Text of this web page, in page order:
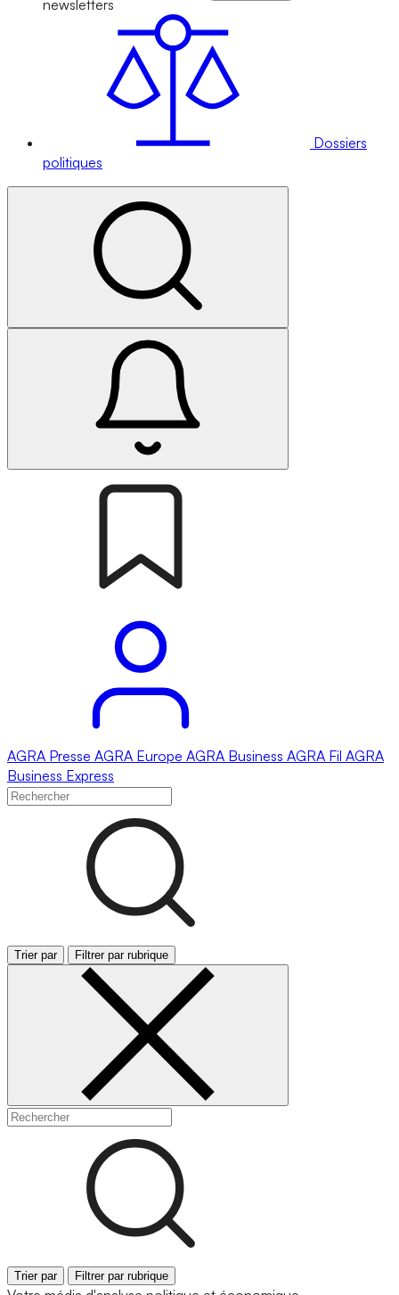
newsletters
Dossiers
politiques
AGRA Presse AGRA Europe AGRA Business AGRA Fil AGRA
Business Express
Trier par Filtrer par rubrique
Trier par Filtrer par rubrique